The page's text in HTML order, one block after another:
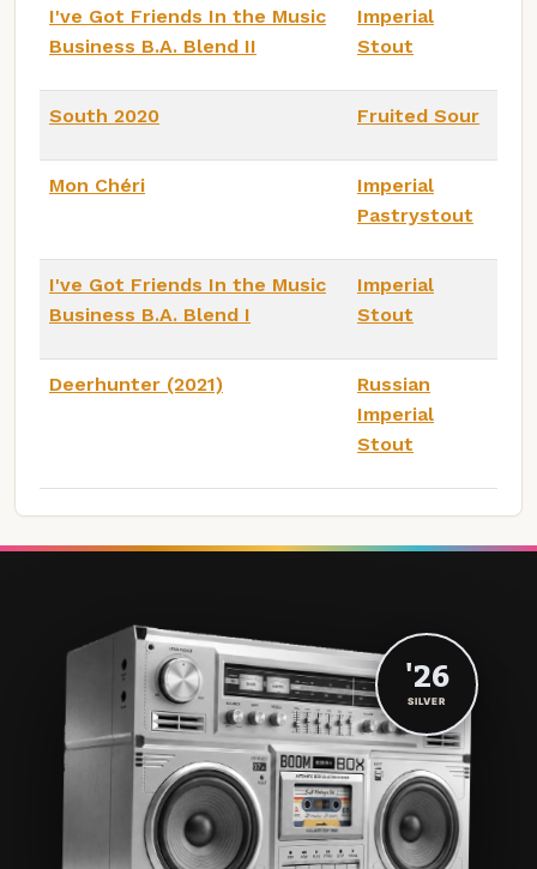
I've Got Friends In the Music
Business B.A. Blend II
Imperial
Stout
South 2020 Fruited Sour
Mon Chéri
Imperial
Pastrystout
I've Got Friends In the Music
Business B.A. Blend I
Imperial
Stout
Deerhunter (2021)
Russian
Imperial
Stout
'26
SILVER